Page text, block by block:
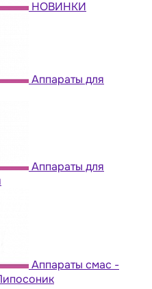
НОВИНКИ
Аппараты для
Аппараты для
Аппараты cмас -